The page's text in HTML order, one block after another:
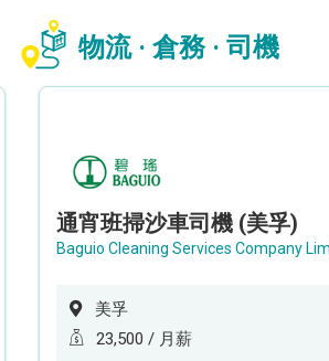
物流 · 倉務 · 司機
通宵班掃沙車司機 (美孚)
Baguio Cleaning Services Company
美孚
23,500 / 月薪